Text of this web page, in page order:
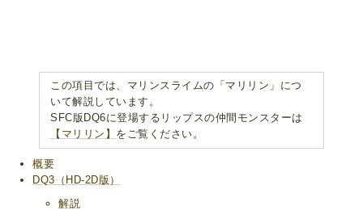
この項目では、マリンスライムの「マリリン」につ
いて解説しています。
SFC版DQ6に登場するリップスの仲間モンスターは
【マリリン】 をご覧ください。
概要
DQ3（HD-2D版）
解説